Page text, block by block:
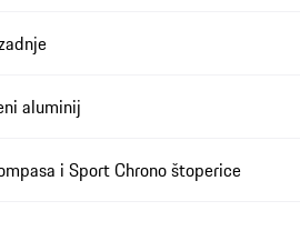
aluminij
i Sport Chrono štoperice